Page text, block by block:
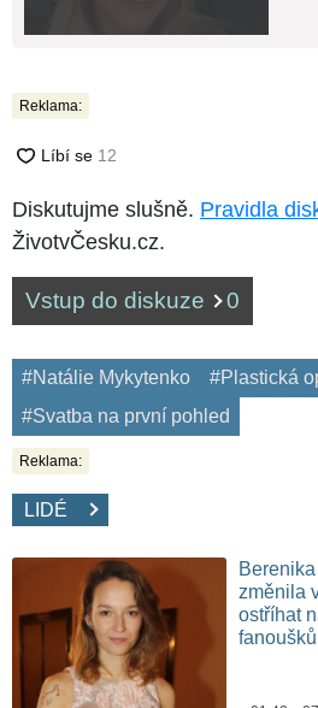
Reklama:
Diskutujme slušně. Pravidla
ŽivotvČesku.cz.
Vstup do diskuze 0
#Natálie Mykytenko #Plastická
#Svatba na první pohled
Reklama:
LIDÉ
změnila
ostříhat